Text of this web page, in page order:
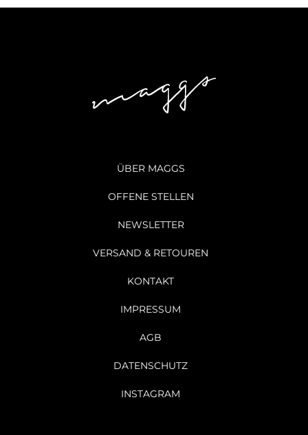
ÜBER MAGGS
OFFENE STELLEN
NEWSLETTER
VERSAND & RETOUREN
KONTAKT
IMPRESSUM
AGB
DATENSCHUTZ
INSTAGRAM